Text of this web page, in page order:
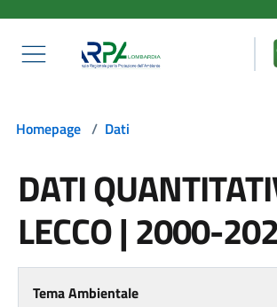
Homepage / Dati
DATI
LECCO | 2000-
Tema Ambientale